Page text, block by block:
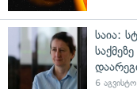
საია:
6